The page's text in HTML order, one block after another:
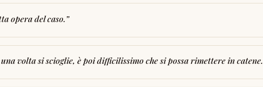
opera del caso.”
volta si scioglie, è poi difficilissimo che si possa rimettere in catene.